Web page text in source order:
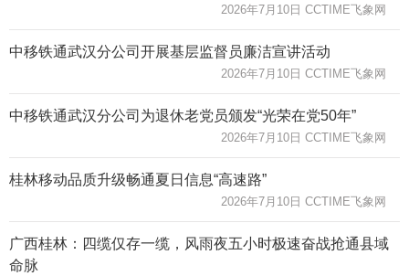
2026年7月10日 CCTIME飞象网
中移铁通武汉分公司开展基层监督员廉洁宣讲活动
2026年7月10日 CCTIME飞象网
中移铁通武汉分公司为退休老党员颁发“光荣在党50年”
2026年7月10日 CCTIME飞象网
桂林移动品质升级畅通夏日信息“高速路”
2026年7月10日 CCTIME飞象网
广西桂林：四缆仅存一缆，风雨夜五小时极速奋战抢通县域
命脉